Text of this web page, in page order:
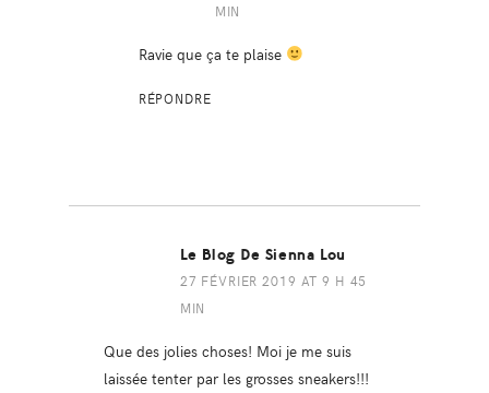
MIN
Ravie que ça te plaise
RÉPONDRE
Le Blog De Sienna Lou
27 FÉVRIER 2019 AT 9 H 45
MIN
Que des jolies choses! Moi je me suis
laissée tenter par les grosses sneakers!!!